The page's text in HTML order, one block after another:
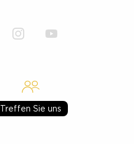
Treffen Sie uns